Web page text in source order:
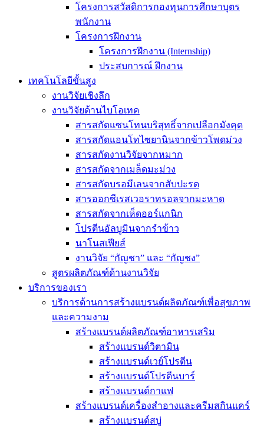
โครงการสวัสดิการกองทุนการศึกษาบุตร
พนักงาน
โครงการฝึกงาน
โครงการฝึกงาน (Internship)
ประสบการณ์ ฝึกงาน
เทคโนโลยีขั้นสูง
งานวิจัยเชิงลึก
งานวิจัยด้านไบโอเทค
สารสกัดแซนโทนบริสุทธิ์จากเปลือกมังคุด
สารสกัดแอนโทไซยานินจากข้าวโพดม่วง
สารสกัดงานวิจัยจากหมาก
สารสกัดจากเมล็ดมะม่วง
สารสกัดบรอมีเลนจากสับปะรด
สารออกซีเรสเวอราทรอลจากมะหาด
สารสกัดจากเห็ดออร์แกนิก
โปรตีนอัลบูมินจากรำข้าว
นาโนสเฟียส์
งานวิจัย “กัญชา” และ “กัญชง”
สูตรผลิตภัณฑ์ด้านงานวิจัย
บริการของเรา
บริการด้านการสร้างแบรนด์ผลิตภัณฑ์เพื่อสุขภาพ
และความงาม
สร้างแบรนด์ผลิตภัณฑ์อาหารเสริม
สร้างแบรนด์วิตามิน
สร้างแบรนด์เวย์โปรตีน
สร้างแบรนด์โปรตีนบาร์
สร้างแบรนด์กาแฟ
สร้างแบรนด์เครื่องสำอางและครีมสกินแคร์
สร้างแบรนด์สบู่